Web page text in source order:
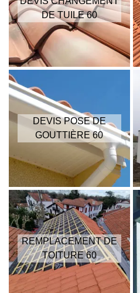
DE TUILE 60
DEVIS POSE DE
GOUTTIÈRE 60
REMPLACEMENT DE
TOITURE 60